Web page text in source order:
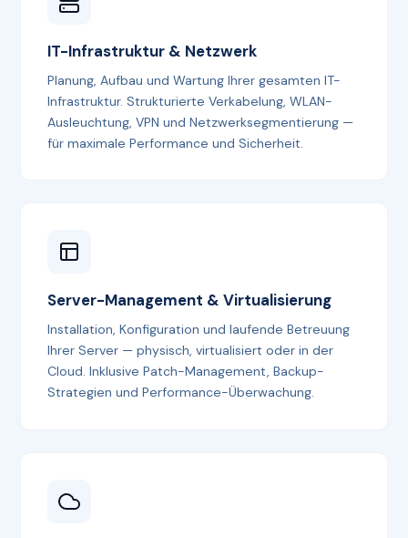
IT-Infrastruktur & Netzwerk
Planung, Aufbau und Wartung Ihrer gesamten IT-
Infrastruktur. Strukturierte Verkabelung, WLAN-
Ausleuchtung, VPN und Netzwerksegmentierung —
für maximale Performance und Sicherheit.
Server-Management & Virtualisierung
Installation, Konfiguration und laufende Betreuung
Ihrer Server — physisch, virtualisiert oder in der
Cloud. Inklusive Patch-Management, Backup-
Strategien und Performance-Überwachung.